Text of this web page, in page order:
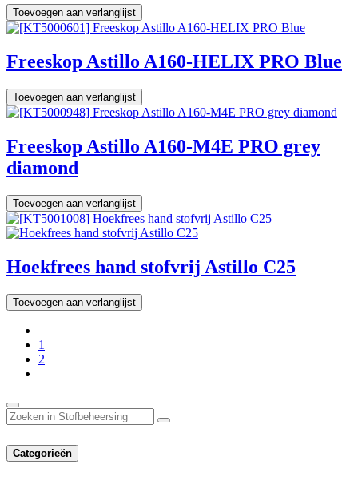
Toevoegen aan verlanglijst
Freeskop Astillo A160-HELIX PRO Blue
Toevoegen aan verlanglijst
Freeskop Astillo A160-M4E PRO grey
diamond
Toevoegen aan verlanglijst
Hoekfrees hand stofvrij Astillo C25
Toevoegen aan verlanglijst
1
2
Categorieën